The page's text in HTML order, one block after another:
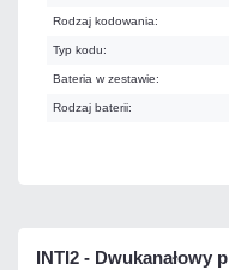
Rodzaj kodowania:
Typ kodu:
Bateria w zestawie:
Rodzaj baterii:
INTI2 - Dwukanałowy